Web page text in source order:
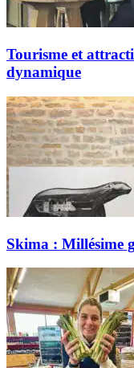
Tourisme et
dynamique
Skima : Millésime